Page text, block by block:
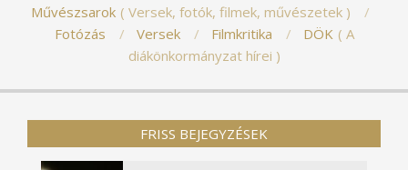
Művészsarok
Versek, fotók, filmek, művészetek
Fotózás
Versek Filmkritika DÖK
A
diákönkormányzat hírei
FRISS BEJEGYZÉSEK